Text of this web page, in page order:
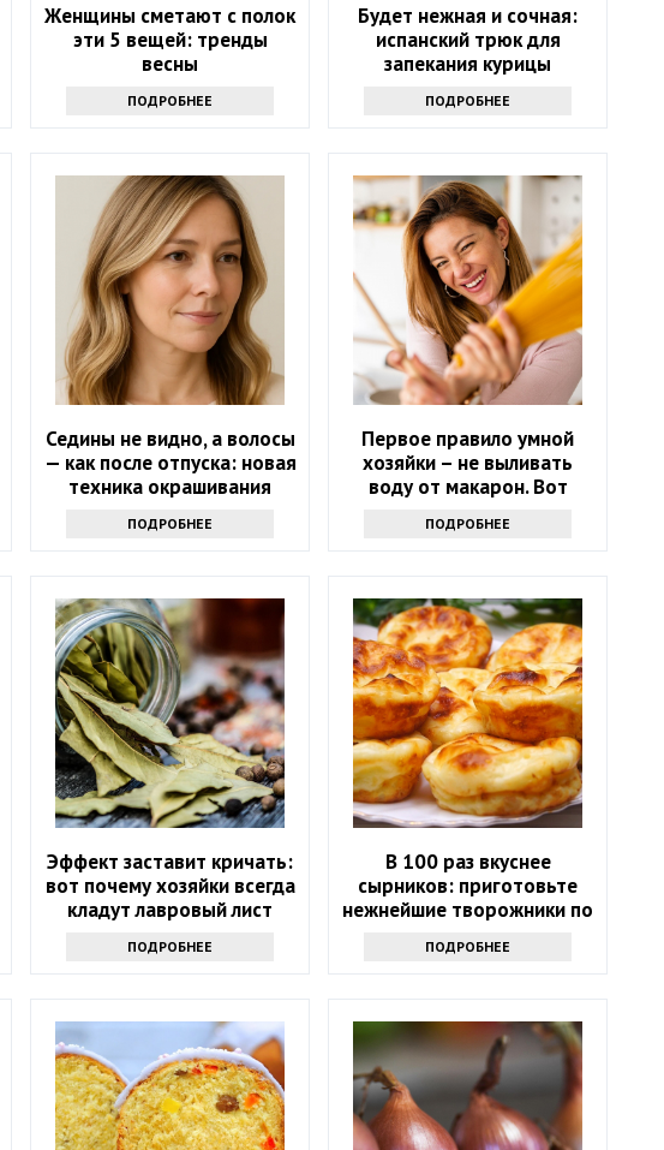
Женщины сметают с полок
эти 5 вещей: тренды
весны
ПОДРОБНЕЕ
Будет нежная и сочная:
испанский трюк для
запекания курицы
ПОДРОБНЕЕ
Седины не видно, а волосы
— как после отпуска: новая
техника окрашивания
любой краски
ПОДРОБНЕЕ
Первое правило умной
хозяйки – не выливать
воду от макарон. Вот
ПОДРОБНЕЕ
Эффект заставит кричать:
вот почему хозяйки всегда
кладут лавровый лист
ПОДРОБНЕЕ
В 100 раз вкуснее
сырников: приготовьте
нежнейшие творожники по
ПОДРОБНЕЕ